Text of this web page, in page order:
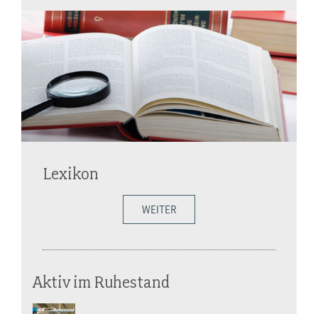
Lexikon
WEITER
Aktiv im Ruhestand